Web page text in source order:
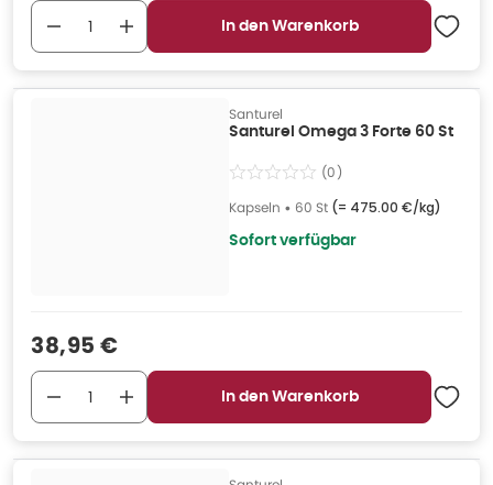
In den Warenkorb
Santurel
Santurel Omega 3 Forte 60 St
(0)
Kapseln • 60 St (= 475.00 €/kg)
Sofort verfügbar
Verkaufspreis
38,95 €
In den Warenkorb